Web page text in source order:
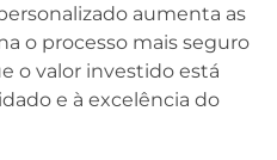
aumenta as
o processo mais seguro
o valor investido está
e à excelência do